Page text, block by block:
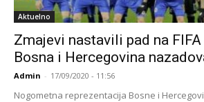
Aktuelno
Zmajevi nastavili pad na
Bosna i Hercegovina
Admin - 17/09/2020 - 11:56
Nogometna reprezentacija Bosne i